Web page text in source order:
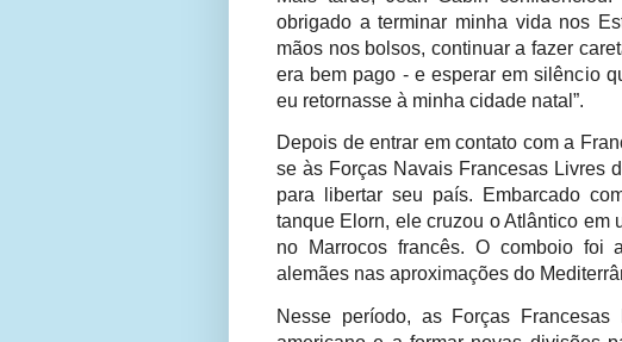
obrigado a terminar minha vida nos
mãos nos bolsos, continuar a fazer
era bem pago - e esperar em silêncio
eu retornasse à minha cidade natal”.
Depois de entrar em contato com a
se às Forças Navais Francesas Livres
para libertar seu país. Embarcado
tanque Elorn, ele cruzou o Atlântico em
no Marrocos francês. O comboio foi
alemães nas aproximações do
Nesse período, as Forças Francesas